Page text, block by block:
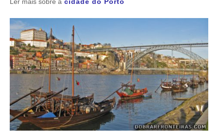
Ler mais sobre a cidade do Porto